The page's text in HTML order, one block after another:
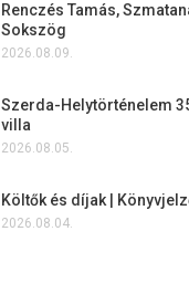
Renczés Tamás,
Sokszög
2026.08.09.
Szerda-Helytörténelem
villa
2026.08.05.
Költők és díjak |
2026.08.04.